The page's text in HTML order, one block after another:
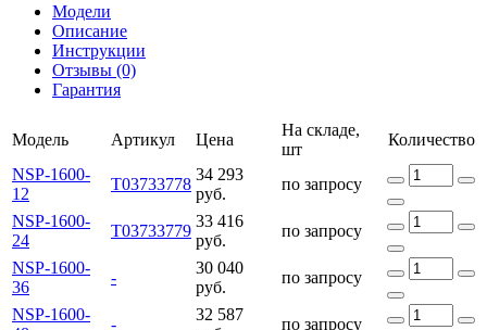
Модели
Описание
Инструкции
Отзывы (0)
Гарантия
Модель Артикул Цена
На складе,
шт
Количество
NSP-1600-
12
Т03733778
34 293
руб.
по запросу
NSP-1600-
24
Т03733779
33 416
руб.
по запросу
NSP-1600-
36
-
30 040
руб.
по запросу
NSP-1600-
-
32 587
по запросу